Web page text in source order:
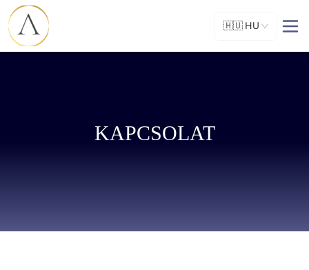
🇭🇺 HU
KAPCSOLAT